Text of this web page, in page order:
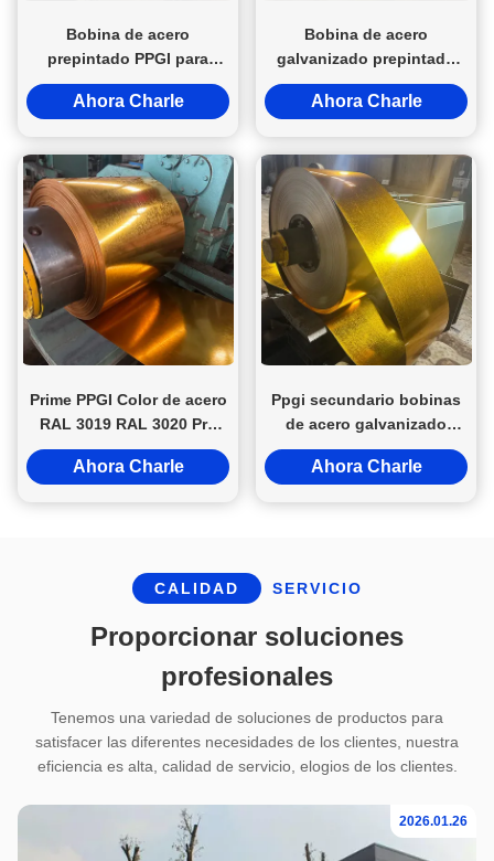
Bobina de acero
prepintado PPGI para
lámina de techo, 1,6 mm
de espesor
Ahora Charle
Bobina de acero
galvanizado prepintado
con recubrimiento PPGI
con servicios de corte,
certificación JIS/KS
Ahora Charle
Prime PPGI Color de acero
RAL 3019 RAL 3020 Pre
pintado galvanizado de
zinc revestido de hojas en
Ahora Charle
Ppgi secundario bobinas
de acero galvanizado
prepintado / tira / hoja
Z81~Z120
Ahora Charle
CALIDAD SERVICIO
Proporcionar soluciones
profesionales
Tenemos una variedad de soluciones de productos para
satisfacer las diferentes necesidades de los clientes, nuestra
eficiencia es alta, calidad de servicio, elogios de los clientes.
2026.01.26